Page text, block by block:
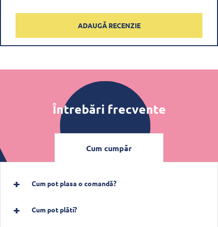
ADAUGĂ RECENZIE
Întrebări frecvente
Cum cumpăr
Cum pot plasa o comandă?
Cum pot plăti?